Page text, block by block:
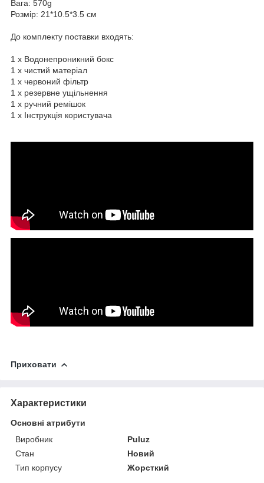
Вага: 570g
Розмір: 21*10.5*3.5 см
До комплекту поставки входять:
1 х Водонепроникний бокс
1 x чистий матеріал
1 х червоний фільтр
1 x резервне ущільнення
1 х ручний ремішок
1 х Інструкція користувача
Приховати
Характеристики
Основні атрибути
Виробник
Puluz
Стан
Новий
Тип корпусу
Жорсткий